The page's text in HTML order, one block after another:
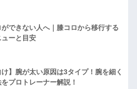
ができない人へ｜膝コロから移行する
ーと目安
け】腕が太い原因は3タイプ！腕を細く
プロトレーナー解説！